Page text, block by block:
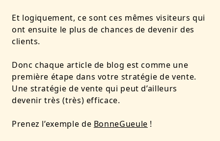
Et logiquement, ce sont ces mêmes visiteurs qui
ont ensuite le plus de chances de devenir des
clients.
Donc chaque article de blog est comme une
première étape dans votre stratégie de vente.
Une stratégie de vente qui peut d’ailleurs
devenir très (très) efficace.
Prenez l’exemple de BonneGueule !